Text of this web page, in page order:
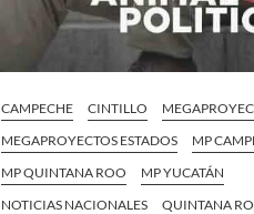
CAMPECHE CINTILLO
MEGAPROYECTOS ESTADOS
MP
MP QUINTANA ROO
MP YUCATÁN
NOTICIAS NACIONALES
QUINTANA